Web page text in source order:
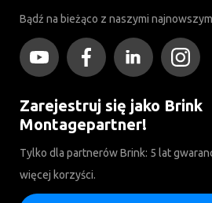
Bądź na bieżąco z naszymi
Zarejestruj się jako Brink
Montagepartner!
Tylko dla partnerów Brink: 5 lat
więcej korzyści.